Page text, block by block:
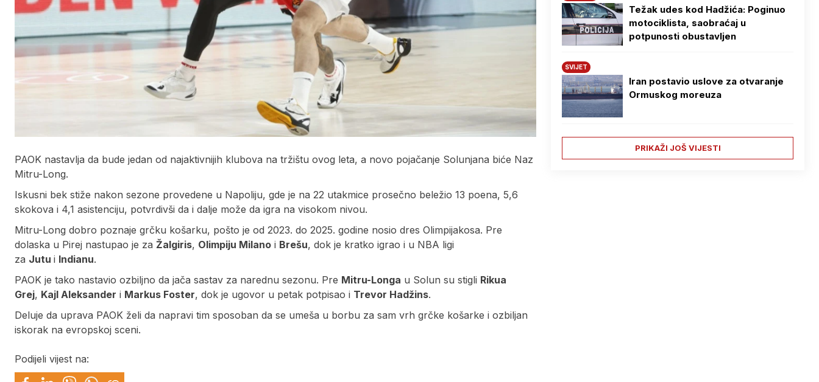
PAOK nastavlja da bude jedan od najaktivnijih klubova na tržištu ovog leta, a novo pojačanje Solunjana biće Naz
Mitru-Long.
Iskusni bek stiže nakon sezone provedene u Napoliju, gde je na 22 utakmice prosečno beležio 13 poena, 5,6
skokova i 4,1 asistenciju, potvrdivši da i dalje može da igra na visokom nivou.
Mitru-Long dobro poznaje grčku košarku, pošto je od 2023. do 2025. godine nosio dres Olimpijakosa. Pre
dolaska u Pirej nastupao je za Žalgiris, Olimpiju Milano i Brešu, dok je kratko igrao i u NBA ligi
za Jutu i Indianu.
PAOK je tako nastavio ozbiljno da jača sastav za narednu sezonu. Pre Mitru-Longa u Solun su stigli Rikua
Grej, Kajl Aleksander i Markus Foster, dok je ugovor u petak potpisao i Trevor Hadžins.
Deluje da uprava PAOK želi da napravi tim sposoban da se umeša u borbu za sam vrh grčke košarke i ozbiljan
iskorak na evropskoj sceni.
Podijeli vijest na:
Težak udes kod Hadžića: Poginuo
motociklista, saobraćaj u
potpunosti obustavljen
SVIJET
Iran postavio uslove za otvaranje
Ormuskog moreuza
PRIKAŽI JOŠ VIJESTI